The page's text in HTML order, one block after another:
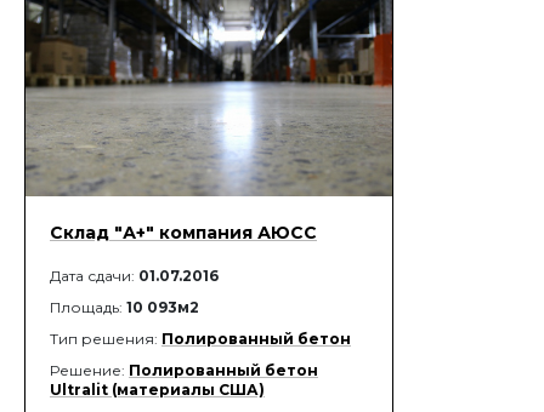
Склад "А+" компания АЮСС
Дата сдачи: 01.07.2016
Площадь: 10 093м2
Тип решения: Полированный бетон
Решение: Полированный бетон
Ultralit (материалы США)